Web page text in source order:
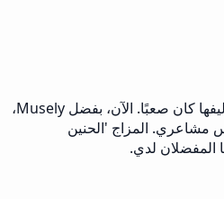
لطالما أحببت بوسا نوفا، لكن تأليفها كان صعبًا. الآن، بفضل Musely،
مشاعري. المزاج 'الحنين
المفضلان لدي.